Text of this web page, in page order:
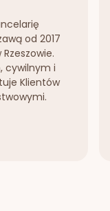
od 2017
cywilnym i
Klientów